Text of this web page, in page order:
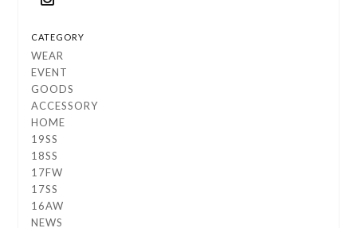
CATEGORY
WEAR
EVENT
GOODS
ACCESSORY
HOME
19SS
18SS
17FW
17SS
16AW
NEWS